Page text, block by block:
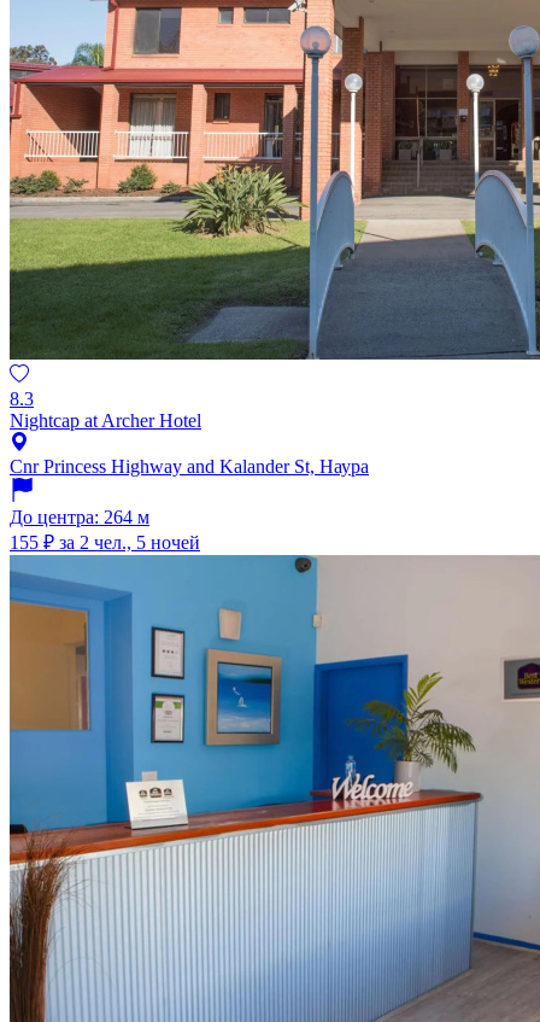
8.3
Nightcap at Archer Hotel
Cnr Princess Highway and Kalander St, Наура
До центра: 264 м
155 ₽ за 2 чел., 5 ночей